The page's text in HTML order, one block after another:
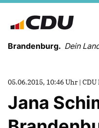
Brandenburg. Dein
05.06.2015, 10:46 Uhr |
Jana